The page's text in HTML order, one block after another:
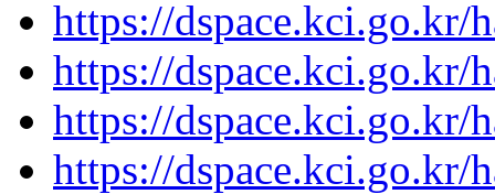
https://dspace.kci.go.kr/
https://dspace.kci.go.kr/
https://dspace.kci.go.kr/
https://dspace.kci.go.kr/